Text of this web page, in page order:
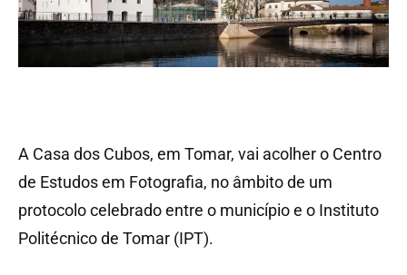
A Casa dos Cubos, em Tomar, vai acolher o Centro
de Estudos em Fotografia, no âmbito de um
protocolo celebrado entre o município e o Instituto
Politécnico de Tomar (IPT).